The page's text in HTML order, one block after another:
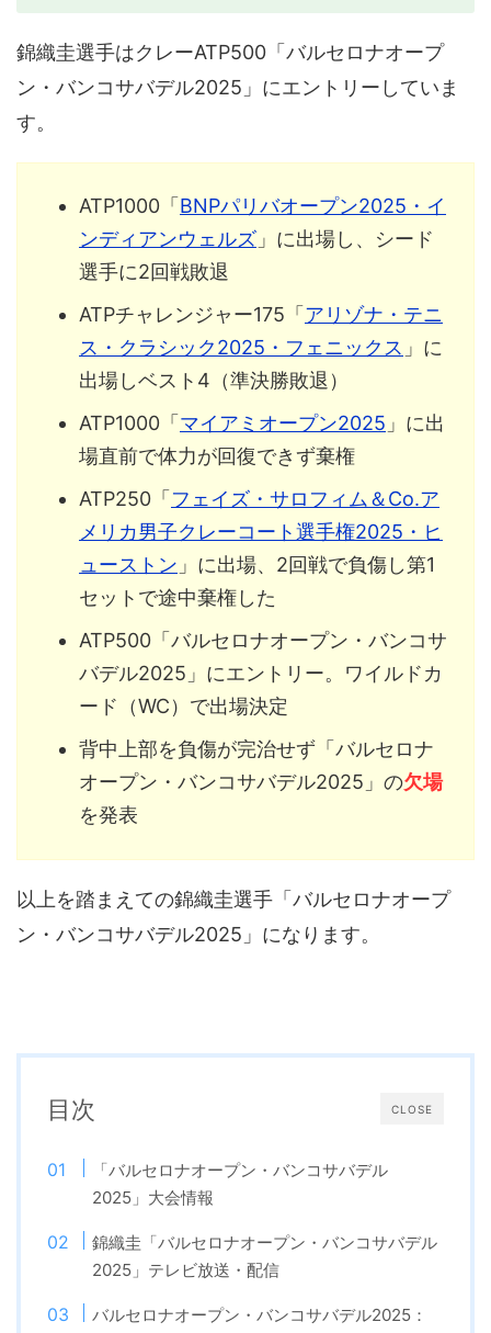
錦織圭選手はクレーATP500「バルセロナオープ
ン・バンコサバデル2025」にエントリーしていま
す。
ATP1000「 BNPパリバオープン2025・イ
ンディアンウェルズ 」に出場し、シード
選手に2回戦敗退
ATPチャレンジャー175「 アリゾナ・テニ
ス・クラシック2025・フェニックス 」に
出場しベスト4（準決勝敗退）
ATP1000「 マイアミオープン2025 」に出
場直前で体力が回復できず棄権
ATP250「 フェイズ・サロフィム＆Co.ア
メリカ男子クレーコート選手権2025・ヒ
ューストン 」に出場、2回戦で負傷し第1
セットで途中棄権した
ATP500「バルセロナオープン・バンコサ
バデル2025」にエントリー。ワイルドカ
ード（WC）で出場決定
背中上部を負傷が完治せず「バルセロナ
オープン・バンコサバデル2025」の欠場
を発表
以上を踏まえての錦織圭選手「バルセロナオープ
ン・バンコサバデル2025」になります。
CLOSE
目次
「バルセロナオープン・バンコサバデル
2025」大会情報
錦織圭「バルセロナオープン・バンコサバデル
2025」テレビ放送・配信
バルセロナオープン・バンコサバデル2025：